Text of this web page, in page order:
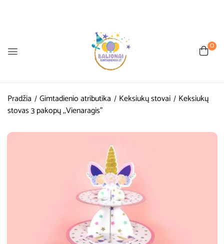
0
Pradžia Gimtadienio atributika Keksiukų stovai
Keksiukų
stovas 3 pakopų ,,Vienaragis”